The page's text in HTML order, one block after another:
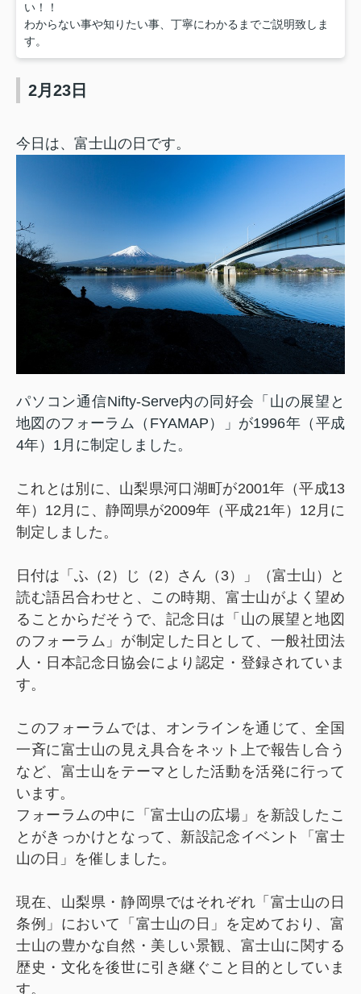
い！！
わからない事や知りたい事、丁寧にわかるまでご説明致しま
す。
2月23日
今日は、富士山の日です。
パソコン通信Nifty-Serve内の同好会「山の展望と
地図のフォーラム（FYAMAP）」が1996年（平成
4年）1月に制定しました。
これとは別に、山梨県河口湖町が2001年（平成13
年）12月に、静岡県が2009年（平成21年）12月に
制定しました。
日付は「ふ（2）じ（2）さん（3）」（富士山）と
読む語呂合わせと、この時期、富士山がよく望め
ることからだそうで、記念日は「山の展望と地図
のフォーラム」が制定した日として、一般社団法
人・日本記念日協会により認定・登録されていま
す。
このフォーラムでは、オンラインを通じて、全国
一斉に富士山の見え具合をネット上で報告し合う
など、富士山をテーマとした活動を活発に行って
います。
フォーラムの中に「富士山の広場」を新設したこ
とがきっかけとなって、新設記念イベント「富士
山の日」を催しました。
現在、山梨県・静岡県ではそれぞれ「富士山の日
条例」において「富士山の日」を定めており、富
士山の豊かな自然・美しい景観、富士山に関する
歴史・文化を後世に引き継ぐこと目的としていま
す。